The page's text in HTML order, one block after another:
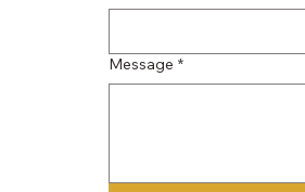
Message *